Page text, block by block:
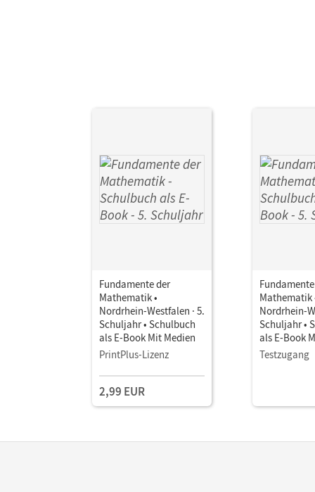
Fundamente der
Mathematik •
Nordrhein-Westfalen · 5.
Schuljahr • Schulbuch
als E-Book Mit Medien
PrintPlus-Lizenz
2,99 EUR
Mathematik
Nordrhein-
Schuljahr •
als E-Book
Testzugang